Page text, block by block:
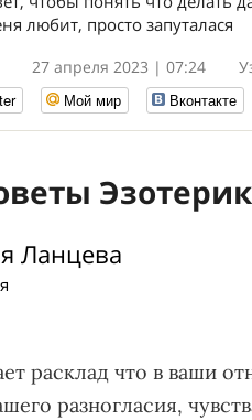
любит, просто запуталася
27 апреля 2023 | 07:24
Мой мир Вконтакте
Ланцева
расклад что в ваши
разногласия,